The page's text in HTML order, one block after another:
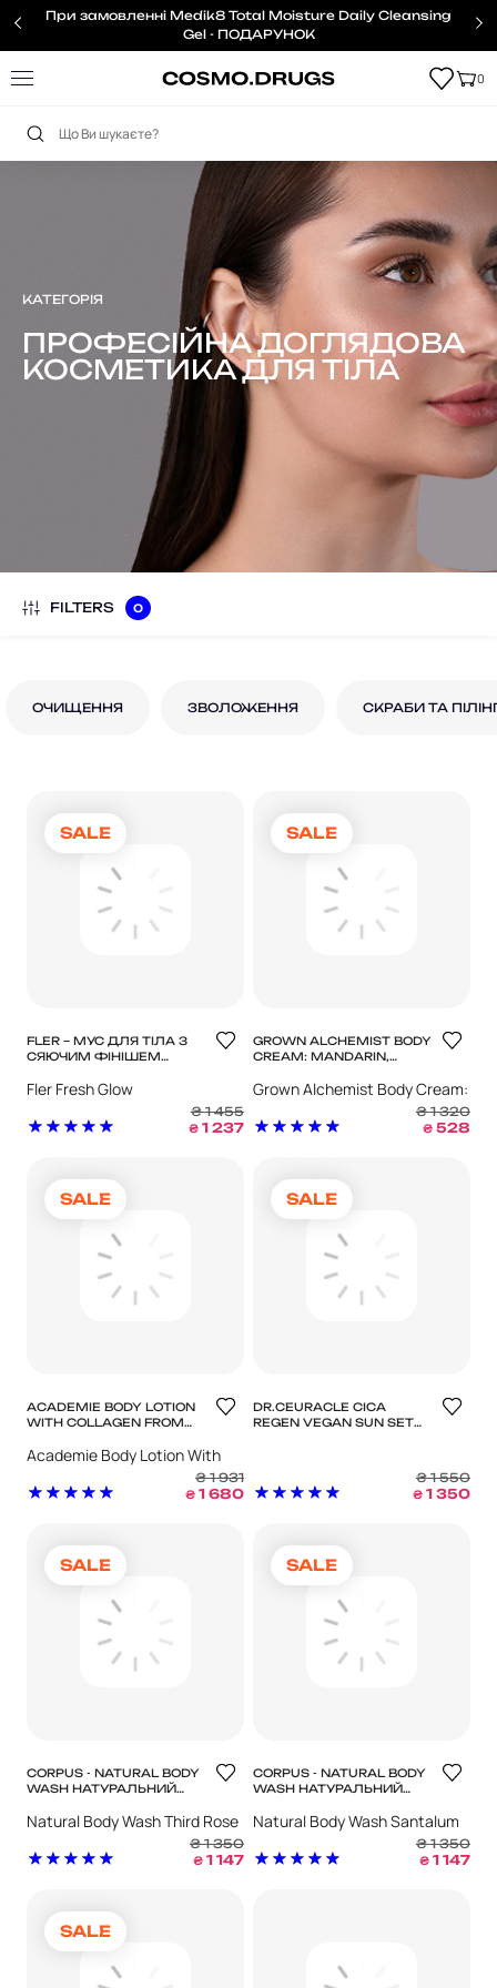
При замовленні Medik8 Total Moisture Daily Cleansing
Gel - ПОДАРУНОК
0
КАТЕГОРІЯ
ПРОФЕСІЙНА ДОГЛЯДОВА
КОСМЕТИКА ДЛЯ ТІЛА
FILTERS 0
ОЧИЩЕННЯ ЗВОЛОЖЕННЯ СКРАБИ ТА
SALE
FLER – МУС ДЛЯ ТІЛА З
СЯЮЧИМ ФІНІШЕМ
Fler Fresh Glow
₴ 1 455
₴ 1 237
SALE
GROWN ALCHEMIST BODY
CREAM: MANDARIN,
ЗВОЛОЖУЮЧИЙ КРЕМ
ДЛЯ ТІЛА МАНДАРИН І
РОЗМАРИН
Grown Alchemist Body Cream:
Mandarin, Rosemary Leaf
₴ 1 320
₴ 528
SALE
ACADEMIE BODY LOTION
WITH COLLAGEN FROM
ТІЛА З МОРСЬКИМ
Academie Body Lotion With
₴ 1 931
₴ 1 680
SALE
DR.CEURACLE CICA
REGEN VEGAN SUN SET
₴ 1 550
₴ 1 350
SALE
CORPUS - NATURAL BODY
WASH НАТУРАЛЬНИЙ
ROSE
Natural Body Wash Third Rose
₴ 1 350
₴ 1 147
SALE
CORPUS - NATURAL BODY
WASH НАТУРАЛЬНИЙ
SANTALUM
Natural Body Wash Santalum
₴ 1 350
₴ 1 147
SALE